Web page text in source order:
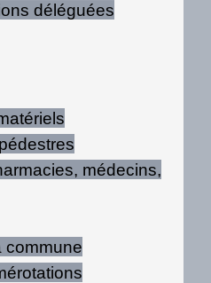
déléguées
médecins,
commune